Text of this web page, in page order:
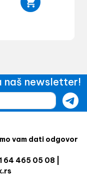
naš newsletter!
vam dati odgovor
64 465 05 08 |